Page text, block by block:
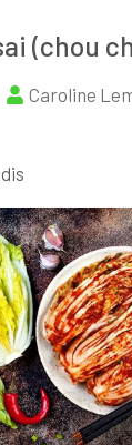
(chou
Caroline